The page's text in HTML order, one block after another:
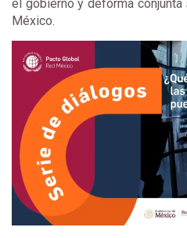
el gobierno y deforma
México.